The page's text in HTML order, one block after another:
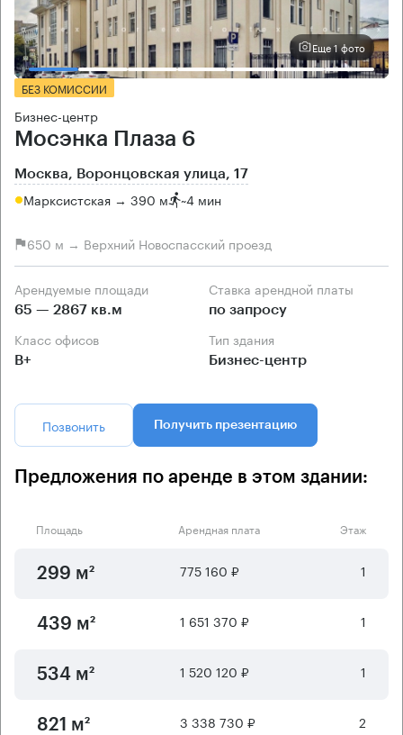
Еще 1 фото
БЕЗ КОМИССИИ
Бизнес-центр
Мосэнка Плаза 6
Москва, Воронцовская улица, 17
Марксистская → 390 м ~4 мин
650 м → Верхний Новоспасский проезд
Арендуемые площади
65 — 2867 кв.м
Ставка арендной платы
по запросу
Класс офисов
B+
Тип здания
Бизнес-центр
Позвонить Получить презентацию
Предложения по аренде в этом здании:
Площадь Арендная плата Этаж
299 м² 775 160 ₽ 1
439 м² 1 651 370 ₽ 1
534 м² 1 520 120 ₽ 1
821 м² 3 338 730 ₽ 2